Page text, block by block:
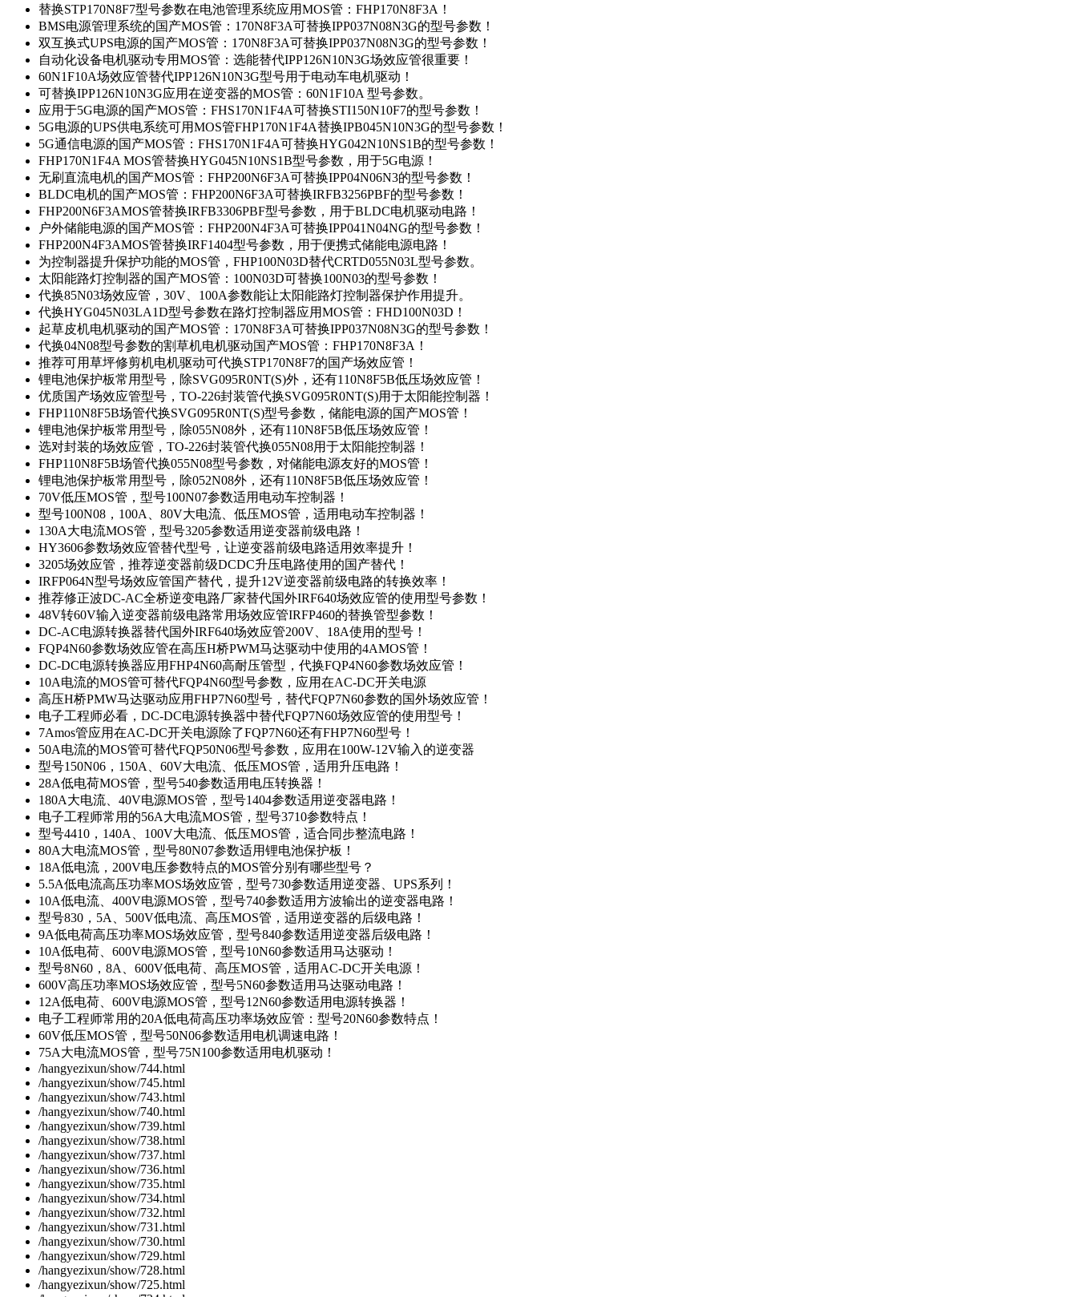
替换STP170N8F7型号参数在电池管理系统应用MOS管：FHP170N8F3A！
BMS电源管理系统的国产MOS管：170N8F3A可替换IPP037N08N3G的型号参数！
双互换式UPS电源的国产MOS管：170N8F3A可替换IPP037N08N3G的型号参数！
自动化设备电机驱动专用MOS管：选能替代IPP126N10N3G场效应管很重要！
60N1F10A场效应管替代IPP126N10N3G型号用于电动车电机驱动！
可替换IPP126N10N3G应用在逆变器的MOS管：60N1F10A 型号参数。
应用于5G电源的国产MOS管：FHS170N1F4A可替换STI150N10F7的型号参数！
5G电源的UPS供电系统可用MOS管FHP170N1F4A替换IPB045N10N3G的型号参数！
5G通信电源的国产MOS管：FHS170N1F4A可替换HYG042N10NS1B的型号参数！
FHP170N1F4A MOS管替换HYG045N10NS1B型号参数，用于5G电源！
无刷直流电机的国产MOS管：FHP200N6F3A可替换IPP04N06N3的型号参数！
BLDC电机的国产MOS管：FHP200N6F3A可替换IRFB3256PBF的型号参数！
FHP200N6F3AMOS管替换IRFB3306PBF型号参数，用于BLDC电机驱动电路！
户外储能电源的国产MOS管：FHP200N4F3A可替换IPP041N04NG的型号参数！
FHP200N4F3AMOS管替换IRF1404型号参数，用于便携式储能电源电路！
为控制器提升保护功能的MOS管，FHP100N03D替代CRTD055N03L型号参数。
太阳能路灯控制器的国产MOS管：100N03D可替换100N03的型号参数！
代换85N03场效应管，30V、100A参数能让太阳能路灯控制器保护作用提升。
代换HYG045N03LA1D型号参数在路灯控制器应用MOS管：FHD100N03D！
起草皮机电机驱动的国产MOS管：170N8F3A可替换IPP037N08N3G的型号参数！
代换04N08型号参数的割草机电机驱动国产MOS管：FHP170N8F3A！
推荐可用草坪修剪机电机驱动可代换STP170N8F7的国产场效应管！
锂电池保护板常用型号，除SVG095R0NT(S)外，还有110N8F5B低压场效应管！
优质国产场效应管型号，TO-226封装管代换SVG095R0NT(S)用于太阳能控制器！
FHP110N8F5B场管代换SVG095R0NT(S)型号参数，储能电源的国产MOS管！
锂电池保护板常用型号，除055N08外，还有110N8F5B低压场效应管！
选对封装的场效应管，TO-226封装管代换055N08用于太阳能控制器！
FHP110N8F5B场管代换055N08型号参数，对储能电源友好的MOS管！
锂电池保护板常用型号，除052N08外，还有110N8F5B低压场效应管！
70V低压MOS管，型号100N07参数适用电动车控制器！
型号100N08，100A、80V大电流、低压MOS管，适用电动车控制器！
130A大电流MOS管，型号3205参数适用逆变器前级电路！
HY3606参数场效应管替代型号，让逆变器前级电路适用效率提升！
3205场效应管，推荐逆变器前级DCDC升压电路使用的国产替代！
IRFP064N型号场效应管国产替代，提升12V逆变器前级电路的转换效率！
推荐修正波DC-AC全桥逆变电路厂家替代国外IRF640场效应管的使用型号参数！
48V转60V输入逆变器前级电路常用场效应管IRFP460的替换管型参数！
DC-AC电源转换器替代国外IRF640场效应管200V、18A使用的型号！
FQP4N60参数场效应管在高压H桥PWM马达驱动中使用的4AMOS管！
DC-DC电源转换器应用FHP4N60高耐压管型，代换FQP4N60参数场效应管！
10A电流的MOS管可替代FQP4N60型号参数，应用在AC-DC开关电源
高压H桥PMW马达驱动应用FHP7N60型号，替代FQP7N60参数的国外场效应管！
电子工程师必看，DC-DC电源转换器中替代FQP7N60场效应管的使用型号！
7Amos管应用在AC-DC开关电源除了FQP7N60还有FHP7N60型号！
50A电流的MOS管可替代FQP50N06型号参数，应用在100W-12V输入的逆变器
型号150N06，150A、60V大电流、低压MOS管，适用升压电路！
28A低电荷MOS管，型号540参数适用电压转换器！
180A大电流、40V电源MOS管，型号1404参数适用逆变器电路！
电子工程师常用的56A大电流MOS管，型号3710参数特点！
型号4410，140A、100V大电流、低压MOS管，适合同步整流电路！
80A大电流MOS管，型号80N07参数适用锂电池保护板！
18A低电流，200V电压参数特点的MOS管分别有哪些型号？
5.5A低电流高压功率MOS场效应管，型号730参数适用逆变器、UPS系列！
10A低电流、400V电源MOS管，型号740参数适用方波输出的逆变器电路！
型号830，5A、500V低电流、高压MOS管，适用逆变器的后级电路！
9A低电荷高压功率MOS场效应管，型号840参数适用逆变器后级电路！
10A低电荷、600V电源MOS管，型号10N60参数适用马达驱动！
型号8N60，8A、600V低电荷、高压MOS管，适用AC-DC开关电源！
600V高压功率MOS场效应管，型号5N60参数适用马达驱动电路！
12A低电荷、600V电源MOS管，型号12N60参数适用电源转换器！
电子工程师常用的20A低电荷高压功率场效应管：型号20N60参数特点！
60V低压MOS管，型号50N06参数适用电机调速电路！
75A大电流MOS管，型号75N100参数适用电机驱动！
/hangyezixun/show/744.html
/hangyezixun/show/745.html
/hangyezixun/show/743.html
/hangyezixun/show/740.html
/hangyezixun/show/739.html
/hangyezixun/show/738.html
/hangyezixun/show/737.html
/hangyezixun/show/736.html
/hangyezixun/show/735.html
/hangyezixun/show/734.html
/hangyezixun/show/732.html
/hangyezixun/show/731.html
/hangyezixun/show/730.html
/hangyezixun/show/729.html
/hangyezixun/show/728.html
/hangyezixun/show/725.html